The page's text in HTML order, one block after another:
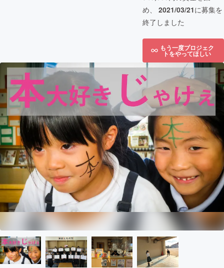
め、 2021/03/21に募集を
終了しました
もう一度プロジェク
トをやってほしい